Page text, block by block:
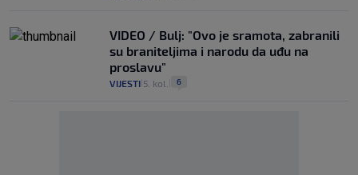
VIDEO / Bulj: "Ovo je sramota, zabranili
su braniteljima i narodu da uđu na
proslavu"
VIJESTI 5. kol. 6